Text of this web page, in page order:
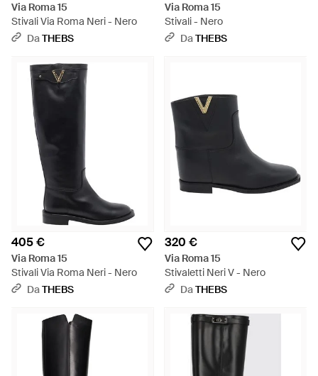
Via Roma 15
Stivali Via Roma Neri - Nero
DaTHEBS
Via Roma 15
Stivali - Nero
DaTHEBS
405 €
Via Roma 15
Stivali Via Roma Neri - Nero
DaTHEBS
320 €
Via Roma 15
Stivaletti Neri V - Nero
DaTHEBS